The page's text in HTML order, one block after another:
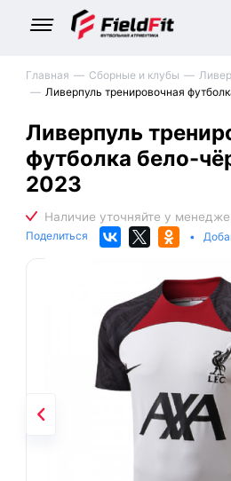
Главная Сборные и клубы
Ливерпуль тренировочная
Ливерпуль
футболка бело-
2023
Поделиться •